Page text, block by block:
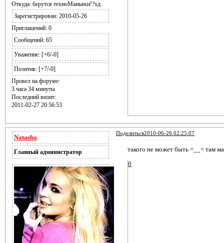
Откуда:берутся техноМаньяки!?хд
Зарегистрирован: 2010-05-26
Приглашений:0
Сообщений:65
Уважение: [+6/-0]
Позитив: [+7/-0]
Провел на форуме:
3 часа 34 минуты
Последний визит:
2011-02-27 20:56:53
Поделиться2010-06-26 02:25:07
Natasha
Главный администратор такого не может быть =__= там
0